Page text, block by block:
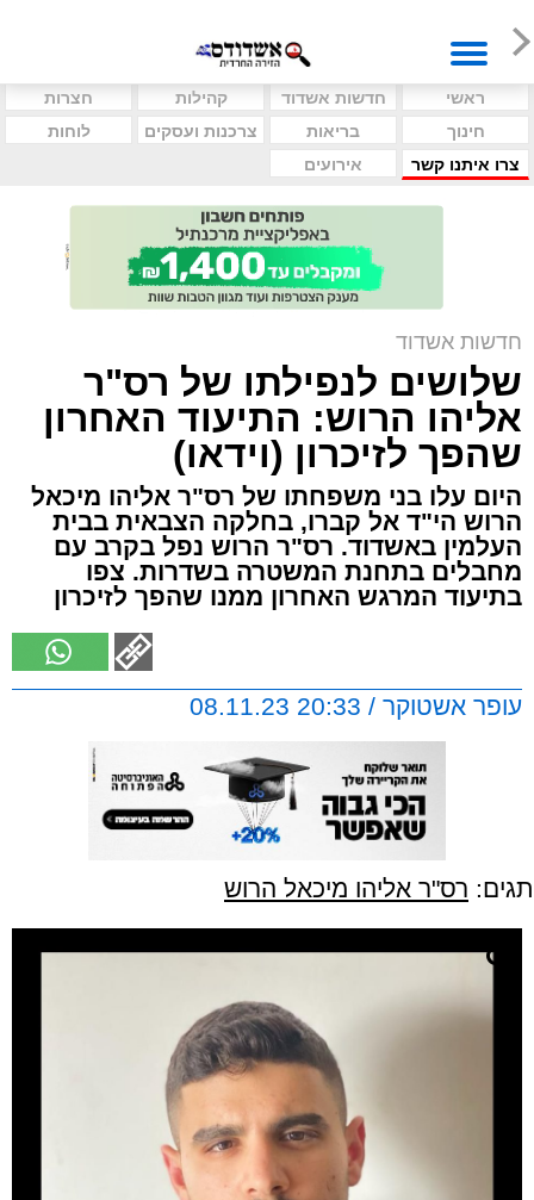
ראשי חדשות אשדוד קהילות
חצרות
חינוך
בריאות צרכנות ועסקים
לוחות
צרו איתנו קשר
אירועים
חדשות אשדוד
שלושים לנפילתו של רס"ר
אליהו הרוש: התיעוד האחרון
שהפך לזיכרון (וידאו)
היום עלו בני משפחתו של רס"ר אליהו מיכאל
הרוש הי"ד אל קברו, בחלקה הצבאית בבית
העלמין באשדוד. רס"ר הרוש נפל בקרב עם
מחבלים בתחנת המשטרה בשדרות. צפו
בתיעוד המרגש האחרון ממנו שהפך לזיכרון
עופר אשטוקר / 20:33 08.11.23
תגים: רס"ר אליהו מיכאל הרוש